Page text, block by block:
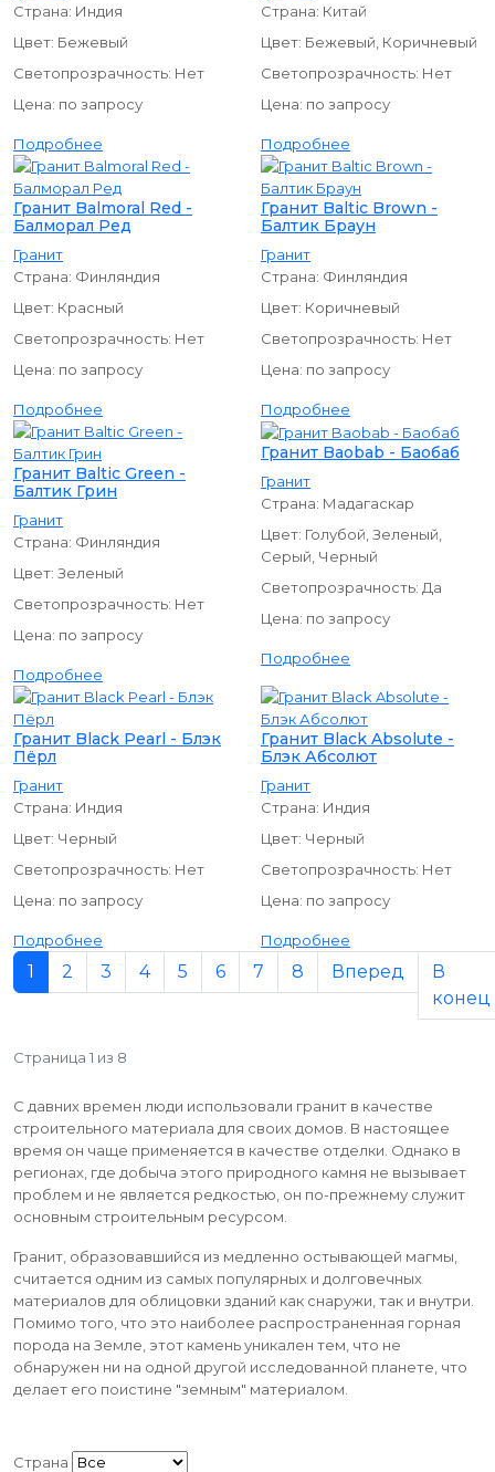
Страна: Индия
Цвет: Бежевый
Светопрозрачность: Нет
Цена: по запросу
Подробнее
Страна: Китай
Цвет: Бежевый, Коричневый
Светопрозрачность: Нет
Цена: по запросу
Подробнее
Гранит Balmoral Red -
Балморал Ред
Гранит
Страна: Финляндия
Цвет: Красный
Светопрозрачность: Нет
Цена: по запросу
Подробнее
Гранит Baltic Brown -
Балтик Браун
Гранит
Страна: Финляндия
Цвет: Коричневый
Светопрозрачность: Нет
Цена: по запросу
Подробнее
Гранит Baltic Green -
Балтик Грин
Гранит
Страна: Финляндия
Цвет: Зеленый
Светопрозрачность: Нет
Цена: по запросу
Подробнее
Гранит Baobab - Баобаб
Гранит
Страна: Мадагаскар
Цвет: Голубой, Зеленый,
Серый, Черный
Светопрозрачность: Да
Цена: по запросу
Подробнее
Гранит Black Pearl - Блэк
Пёрл
Гранит
Страна: Индия
Цвет: Черный
Светопрозрачность: Нет
Цена: по запросу
Подробнее
Гранит Black Absolute -
Блэк Абсолют
Гранит
Страна: Индия
Цвет: Черный
Светопрозрачность: Нет
Цена: по запросу
Подробнее
1 2 3 4 5 6 7 8 Вперед
В
конец
Страница 1 из 8
С давних времен люди использовали гранит в качестве
строительного материала для своих домов. В настоящее
время он чаще применяется в качестве отделки. Однако в
регионах, где добыча этого природного камня не вызывает
проблем и не является редкостью, он по-прежнему служит
основным строительным ресурсом.
Гранит, образовавшийся из медленно остывающей магмы,
считается одним из самых популярных и долговечных
материалов для облицовки зданий как снаружи, так и внутри.
Помимо того, что это наиболее распространенная горная
порода на Земле, этот камень уникален тем, что не
обнаружен ни на одной другой исследованной планете, что
делает его поистине "земным" материалом.
Страна